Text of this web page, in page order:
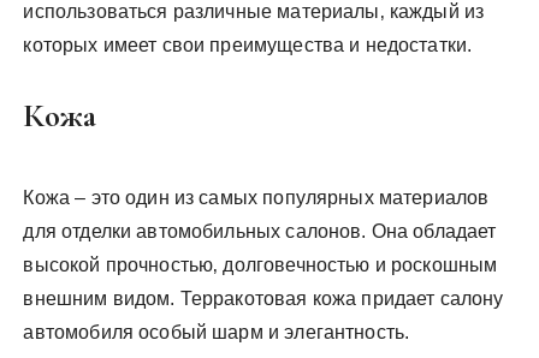
использоваться различные материалы‚ каждый из
которых имеет свои преимущества и недостатки.
Кожа
Кожа – это один из самых популярных материалов
для отделки автомобильных салонов. Она обладает
высокой прочностью‚ долговечностью и роскошным
внешним видом. Терракотовая кожа придает салону
автомобиля особый шарм и элегантность.